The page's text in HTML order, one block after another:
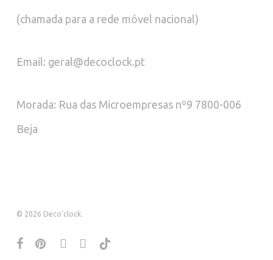
(chamada para a rede móvel nacional)
Email: geral@decoclock.pt
Morada: Rua das Microempresas nº9 7800-006
Beja
© 2026 Deco'clock.
facebookpinterestinstagramwhatsapp
tiktok